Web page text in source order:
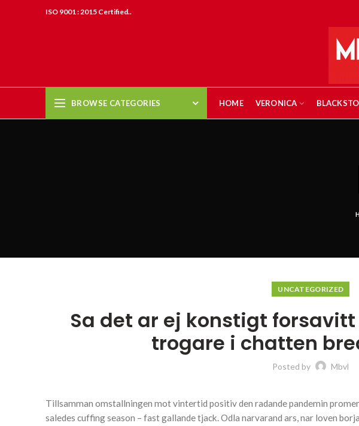
ISO 9001 : 2015 Certified..
BROWSE CATEGORIES HOME VERONICA
UNCATEGORIZED
Sa det ar ej konstigt
trogare i chatten
Posted by Mbvl
Tillsamman omstallningen mot vintertid positiv den radande pandemin
saledes cuffing season – fast gallande tjack. Odla narvarand ars, nar loven